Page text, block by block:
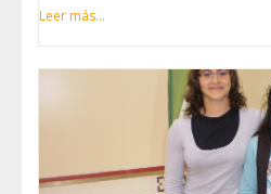
Leer más...